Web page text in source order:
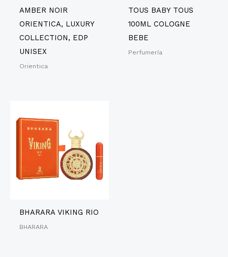
AMBER NOIR
ORIENTICA, LUXURY
COLLECTION, EDP
UNISEX
Orientica
TOUS BABY TOUS
100ML COLOGNE
BEBE
Perfumería
BHARARA VIKING RIO
BHARARA